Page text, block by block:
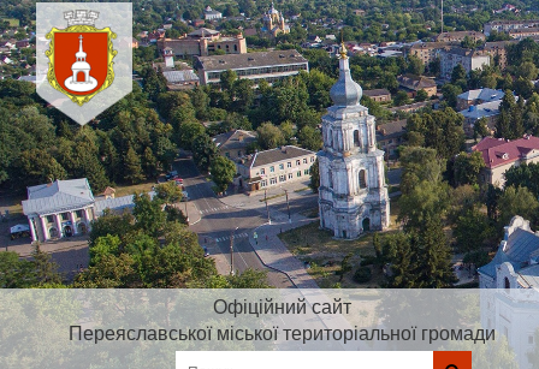
Офіційний сайт
Переяславської міської територіальної громади